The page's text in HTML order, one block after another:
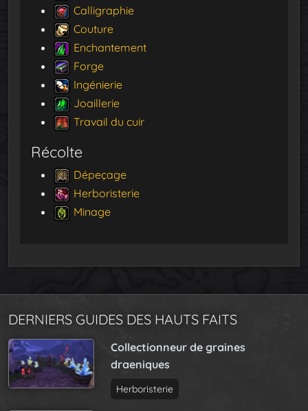
Calligraphie
Couture
Enchantement
Forge
Ingénierie
Joaillerie
Travail du cuir
Récolte
Dépeçage
Herboristerie
Minage
DERNIERS GUIDES DES HAUTS FAITS
Collectionneur de graines
draeniques
Herboristerie